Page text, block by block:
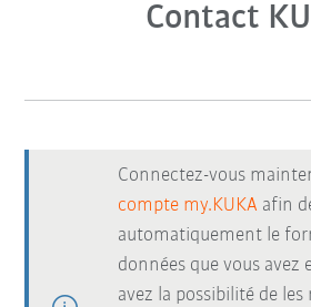
Contact
Connectez-vous
compte my.KUKA afin
automatiquement le
données que vous avez
avez la possibilité de